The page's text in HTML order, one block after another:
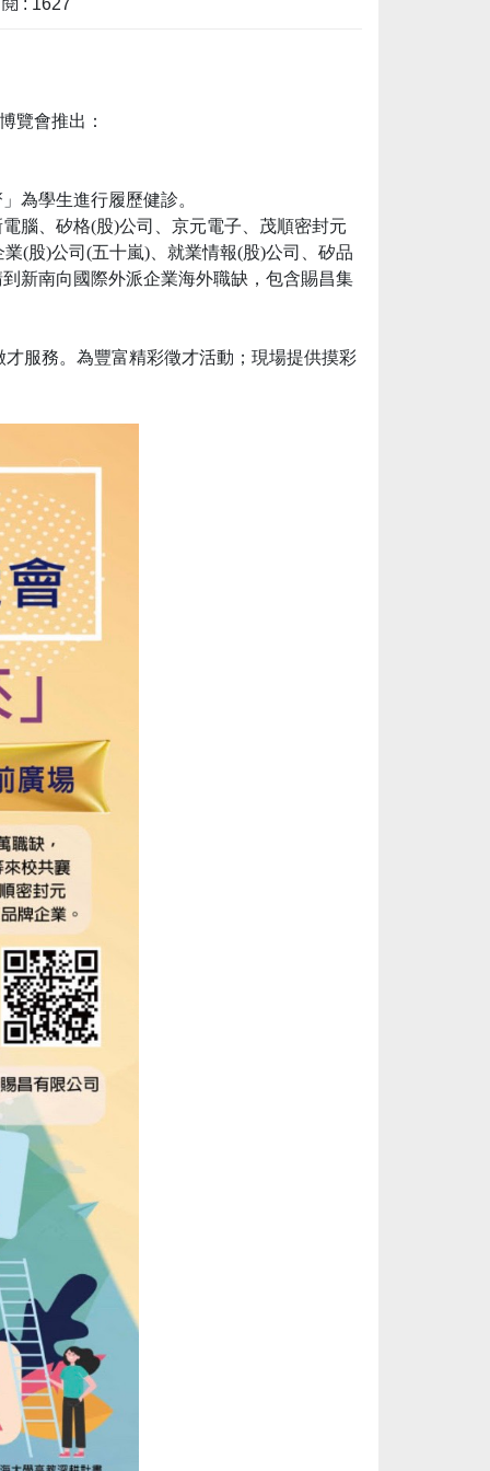
: 1627
覽會推出：
為學生進行履歷健診。
腦、矽格(股)公司、京元電子、茂順密封元
(股)公司(五十嵐)、就業情報(股)公司、矽品
新南向國際外派企業海外職缺，包含賜昌集
服務。為豐富精彩徵才活動；現場提供摸彩